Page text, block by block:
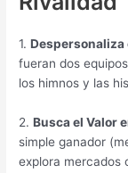
1.Despersonaliza
fueran dos
los himnos y las
2.Busca el Valor
simple ganador
explora mercados